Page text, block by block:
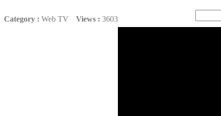
Category : Web TV Views : 3603